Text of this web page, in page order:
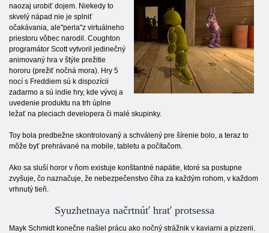
naozaj urobiť dojem. Niekedy to
skvelý nápad nie je splniť
očakávania, ale"perla"z virtuálneho
priestoru vôbec narodil. Coughton
programátor Scott vytvoril jedinečný
animovaný hra v štýle prežitie
hororu (prežiť nočná mora). Hry 5
nocí s Freddiem sú k dispozícii
zadarmo a sú indie hry, kde vývoj a
uvedenie produktu na trh úplne
ležať na pleciach developera či malé skupinky.
Toy bola predbežne skontrolovaný a schválený pre šírenie bolo, a teraz to
môže byť prehrávané na mobile, tabletu a počítačom.
Ako sa sluší horor v ňom existuje konštantné napätie, ktoré sa postupne
zvyšuje, čo naznačuje, že nebezpečenstvo číha za každým rohom, v každom
vrhnutý tieň.
Syuzhetnaya načrtnúť hrať protsessa
Mayk Schmidt konečne našiel prácu ako nočný strážnik v kaviarni a pizzerii.